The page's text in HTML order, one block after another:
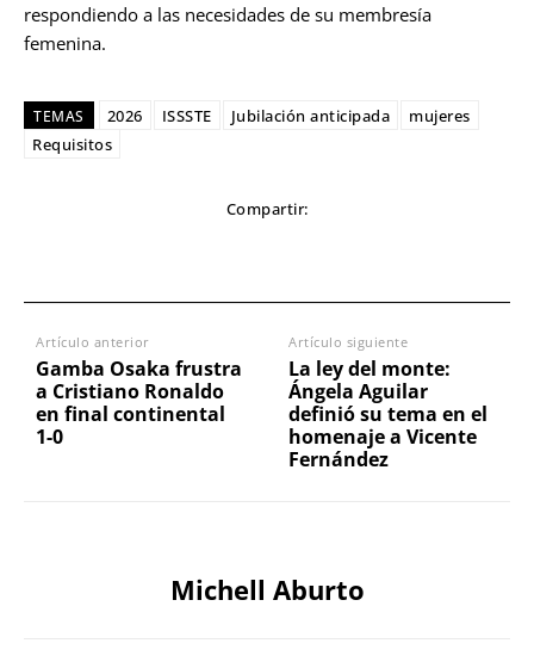
respondiendo a las necesidades de su membresía
femenina.
TEMAS 2026 ISSSTE Jubilación anticipada
mujeres
Requisitos
Compartir:
Artículo anterior
Gamba Osaka frustra
a Cristiano Ronaldo
en final continental
1-0
Artículo siguiente
La ley del monte:
Ángela Aguilar
definió su tema en el
homenaje a Vicente
Fernández
Michell Aburto